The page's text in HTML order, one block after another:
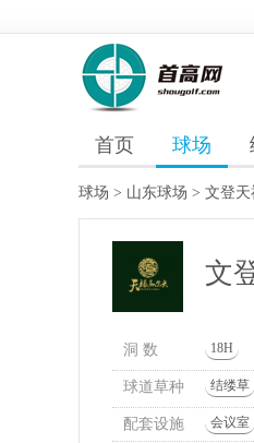
首页 球场
球场 > 山东球场 > 文登天
文
洞 数 18H
球道草种 结缕草
配套设施 会议室